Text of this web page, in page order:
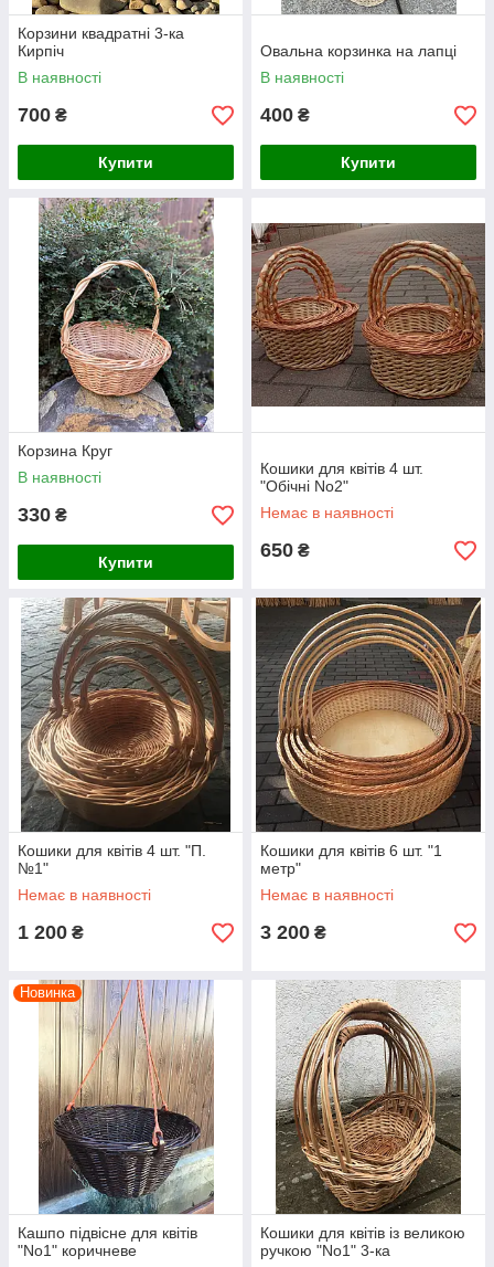
Корзини квадратні 3-ка
Кирпіч
В наявності
700 ₴
Купити
Овальна корзинка на лапці
В наявності
400 ₴
Купити
Корзина Круг
В наявності
330 ₴
Купити
Кошики для квітів 4 шт.
"Обічні No2"
Немає в наявності
650 ₴
Кошики для квітів 4 шт. "П.
№1"
Немає в наявності
1 200 ₴
Кошики для квітів 6 шт. "1
метр"
Немає в наявності
3 200 ₴
Новинка
Кашпо підвісне для квітів
"No1" коричневе
Кошики для квітів із великою
ручкою "No1" 3-ка